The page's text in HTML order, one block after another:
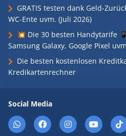
GRATIS testen dank Geld-
WC-Ente uvm. (Juli 2026)
💥 Die 30 besten Handytarife
Samsung Galaxy, Google Pixel
Die besten kostenlosen
Kredikartenrechner
Social Media